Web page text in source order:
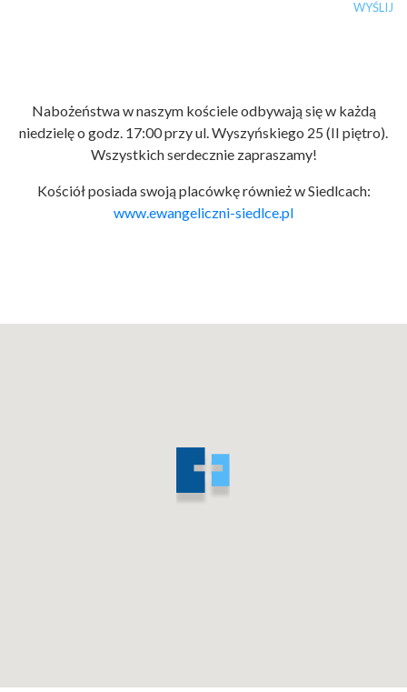
Nabożeństwa w naszym kościele odbywają się w każdą
niedzielę o godz. 17:00 przy ul. Wyszyńskiego 25 (II piętro).
Wszystkich serdecznie zapraszamy!
Kościół posiada swoją placówkę również w Siedlcach:
www.ewangeliczni-siedlce.pl